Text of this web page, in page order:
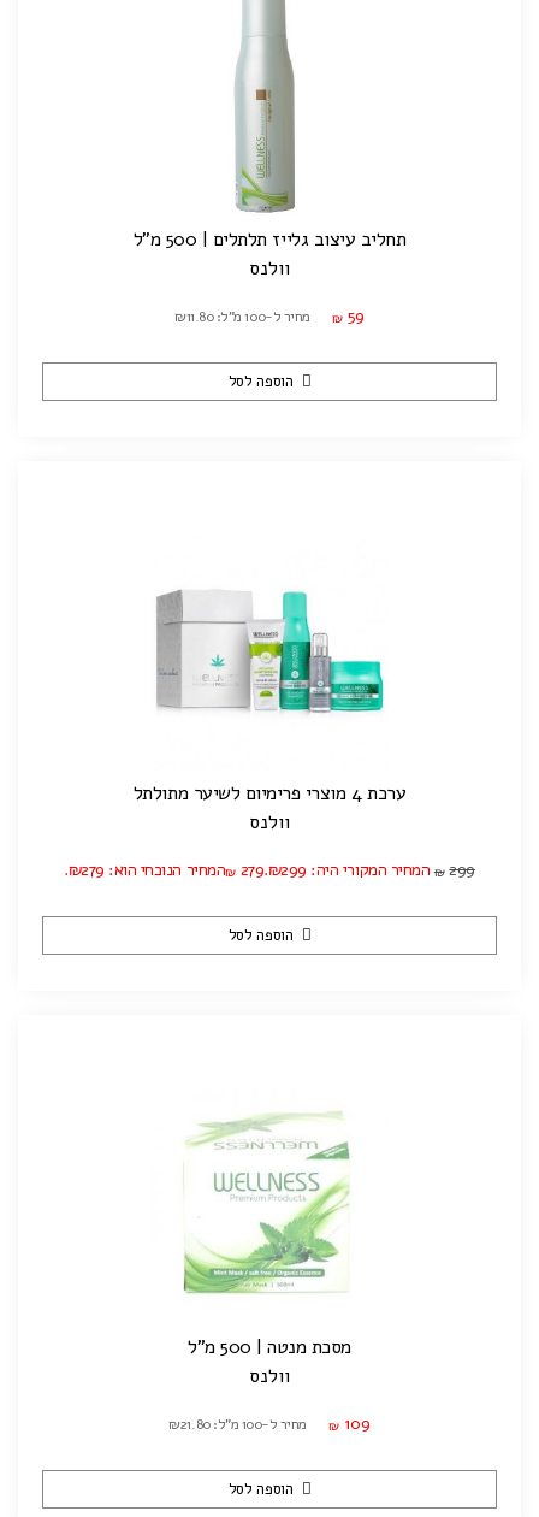
תחליב עיצוב גלייז תלתלים | 500 מ"ל
וולנס
₪ 59 מחיר ל-100 מ"ל: ₪11.80
הוספה לסל
ערכת 4 מוצרי פרימיום לשיער מתולתל
וולנס
₪ 299 המחיר המקורי היה: ₪299. ₪ 279 המחיר הנוכחי הוא: ₪279.
הוספה לסל
מסכת מנטה | 500 מ"ל
וולנס
₪ 109 מחיר ל-100 מ"ל: ₪21.80
הוספה לסל